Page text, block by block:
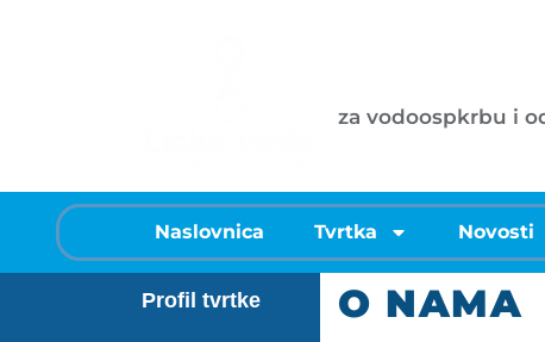
za vodoospkrbu i
Naslovnica Tvrtka Novosti
Profil tvrtke O NAMA